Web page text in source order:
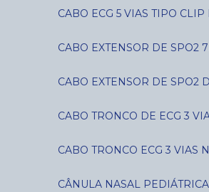
CABO ECG 5 VIAS TIPO
CABO EXTENSOR DE
CABO EXTENSOR DE
CABO TRONCO DE ECG 3
CABO TRONCO ECG 3
CÂNULA NASAL